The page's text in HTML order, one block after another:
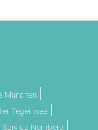
München
Tegernsee
Nürnberg